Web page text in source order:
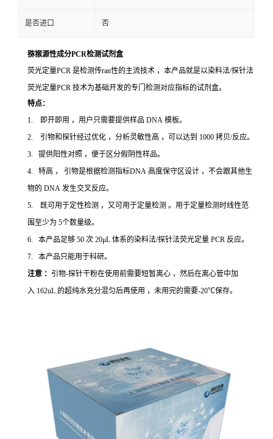
是否进口 否
猕猴源性成分PCR检测试剂盒
荧光定量PCR 是检测传ran性的主流技术 ，本产品就是以染料法/探针法
荧光定量PCR 技术为基础开发的专门检测对应指标的试剂盒。
特点：
1. 即开即用 ，用户只需要提供样品 DNA 模板。
2. 引物和探针经过优化 ，分析灵敏性高 ，可以达到 1000 拷贝/反应。
3. 提供阳性对照 ，便于区分假阴性样品。
4. 特高 ， 引物是根据检测指标DNA 高度保守区设计 ，不会跟其他生
物的 DNA 发生交叉反应。
5. 既可用于定性检测 ，又可用于定量检测 。用于定量检测时线性范
围至少为 5个数量级。
6. 本产品足够 50 次 20μL 体系的染料法/探针法荧光定量 PCR 反应。
7. 本产品只能用于科研。
注意 ： 引物-探针干粉在使用前需要短暂离心 ，然后在离心管中加
入 162uL 的超纯水充分混匀后再使用 ，未用完的需要-20℃保存。